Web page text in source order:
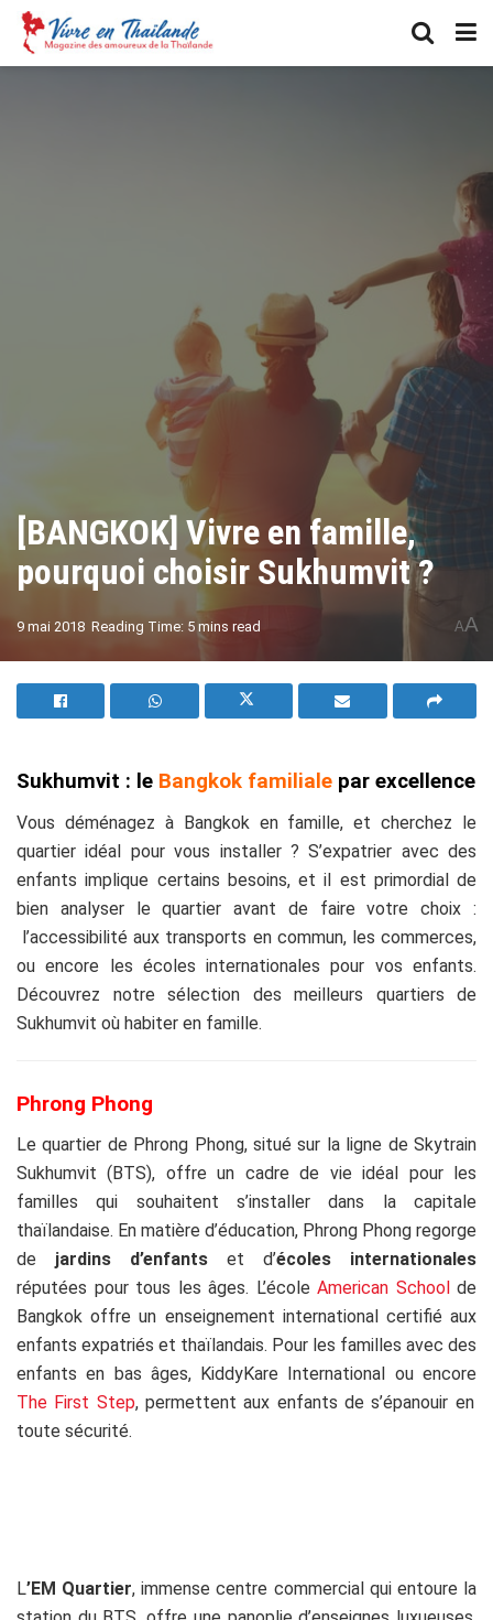
[BANGKOK] Vivre en famille,
pourquoi choisir Sukhumvit ?
9 mai 2018 Reading Time: 5 mins read AA
Sukhumvit : le Bangkok familiale par excellence
Vous déménagez à Bangkok en famille, et cherchez le
quartier idéal pour vous installer ?S’expatrier avec des
enfants implique certains besoins, et il est primordial de
bien analyser le quartier avant de faire votre choix :
l’accessibilité aux transports en commun, les commerces,
ou encore les écoles internationales pour vos enfants.
Découvrez notre sélection des meilleurs quartiers de
Sukhumvit où habiter en famille.
Phrong Phong
Le quartier de Phrong Phong, situé sur la ligne de Skytrain
Sukhumvit (BTS), offre un cadre de vie idéal pour les
familles qui souhaitent s’installer dans la capitale
thaïlandaise. En matière d’éducation, Phrong Phong regorge
de jardins d’enfants et d’écoles internationales
réputées pour tous les âges. L’école American School de
Bangkok offre un enseignement international certifié aux
enfants expatriés et thaïlandais. Pour les familles avec des
enfants en bas âges, KiddyKare International ou encore
The First Step, permettent aux enfants de s’épanouir en
toute sécurité.
L’EM Quartier, immense centre commercial qui entoure la